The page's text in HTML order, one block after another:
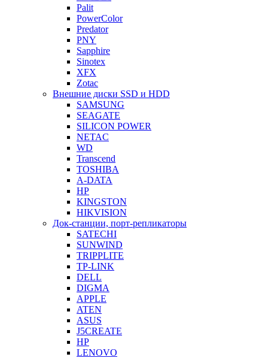
Palit
PowerColor
Predator
PNY
Sapphire
Sinotex
XFX
Zotac
Внешние диски SSD и HDD
SAMSUNG
SEAGATE
SILICON POWER
NETAC
WD
Transcend
TOSHIBA
A-DATA
HP
KINGSTON
HIKVISION
Док-станции, порт-репликаторы
SATECHI
SUNWIND
TRIPPLITE
TP-LINK
DELL
DIGMA
APPLE
ATEN
ASUS
J5CREATE
HP
LENOVO